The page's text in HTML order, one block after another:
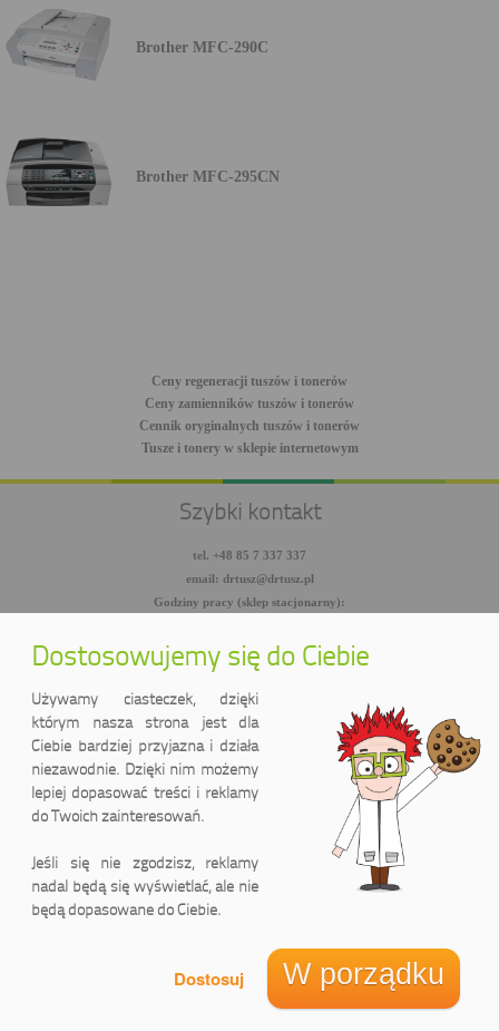
Brother MFC-290C
Brother MFC-295CN
Ceny regeneracji tuszów i tonerów
Ceny zamienników tuszów i tonerów
Cennik oryginalnych tuszów i tonerów
Tusze i tonery w sklepie internetowym
Szybki kontakt
tel. +48 85 7 337 337
email: drtusz@drtusz.pl
Godziny pracy (sklep stacjonarny):
facebook.com/DrTusz
youtube.com/DrTusz
DrTusz Sp. z o.o.
(Pasaż handlowy LIDER)
15-888 Białystok, Polska
Informacja o cookies
Dostosowujemy się do Ciebie
Używamy ciasteczek, dzięki
którym nasza strona jest dla
Ciebie bardziej przyjazna i działa
niezawodnie. Dzięki nim możemy
lepiej dopasować treści i reklamy
do Twoich zainteresowań.
Jeśli się nie zgodzisz, reklamy
nadal będą się wyświetlać, ale nie
będą dopasowane do Ciebie.
W porządku